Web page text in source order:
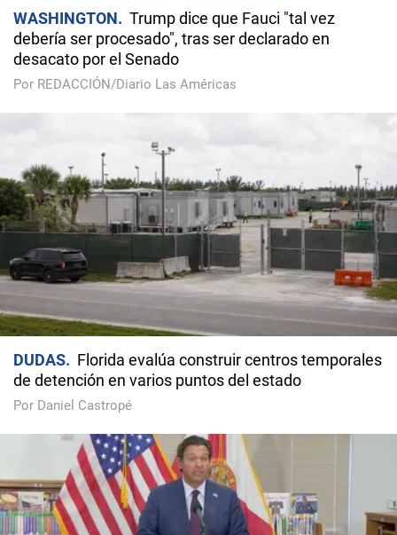
WASHINGTON
Trump dice que Fauci "tal vez
debería ser procesado", tras ser declarado en
desacato por el Senado
Por REDACCIÓN/Diario Las Américas
DUDAS
Florida evalúa construir centros temporales
de detención en varios puntos del estado
Por Daniel Castropé